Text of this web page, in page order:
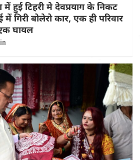
में हुई टिहरी मे देवप्रयाग के निकट
गिरी बोलेरो कार, एक ही परिवार
घायल